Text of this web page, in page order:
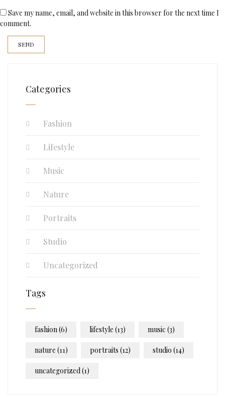
Save my name, email, and website in this browser for the next time I
comment.
Categories
Fashion
Lifestyle
Music
Nature
Portraits
Studio
Uncategorized
Tags
fashion(6) lifestyle (13) music (3)
nature (11) portraits (12) studio (14)
uncategorized(1)